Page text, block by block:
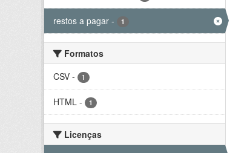
restos a pagar - 1
Formatos
CSV - 1
HTML - 1
Licenças